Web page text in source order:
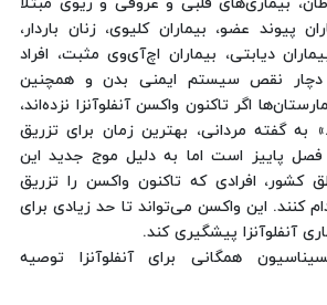
بیماری‌های قلبی و عروقی و ریوی مبتلا
پیوند عضو، بیماران کلیوی، زنان باردار،
٦ ماه، بیماران دیابتی، بیماران اچ‌آی‌وی مثبت، افراد
افراد دچار نقص سیستم ایمنی بدن و همچنین
اگر تاکنون واکسن آنفلوآنزا نزده‌اند،
به گفته مردانی، بهترین زمان برای تزریق
فصل پاییز است اما به دلیل موج جدید این
کشور، افرادی که تاکنون واکسن را تزریق
کنند. این واکسن می‌تواند تا حد زیادی برای
همگانی برای آنفلوآنزا توصیه